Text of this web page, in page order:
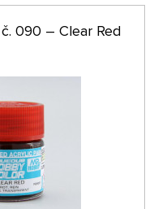
090 – Clear Red